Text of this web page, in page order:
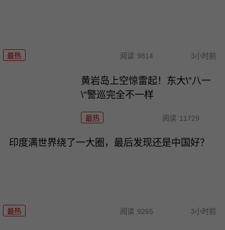
最热 阅读 9814 3小时前
黄岩岛上空惊雷起！东大\"八一
\"警巡完全不一样
最热 阅读 11729
印度满世界绕了一大圈，最后发现还是中国好？
最热 阅读 9265 3小时前